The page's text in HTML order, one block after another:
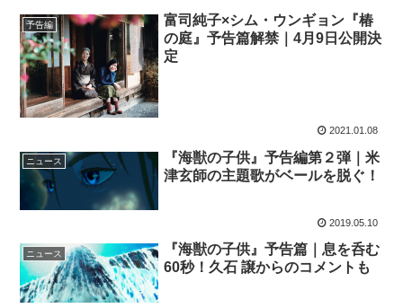
予告編
富司純子×シム・ウンギョン『椿
の庭』予告篇解禁｜4月9日公開決
定
2021.01.08
ニュース
『海獣の子供』予告編第２弾｜米
津玄師の主題歌がベールを脱ぐ！
2019.05.10
ニュース
『海獣の子供』予告篇｜息を呑む
60秒！久石 譲からのコメントも